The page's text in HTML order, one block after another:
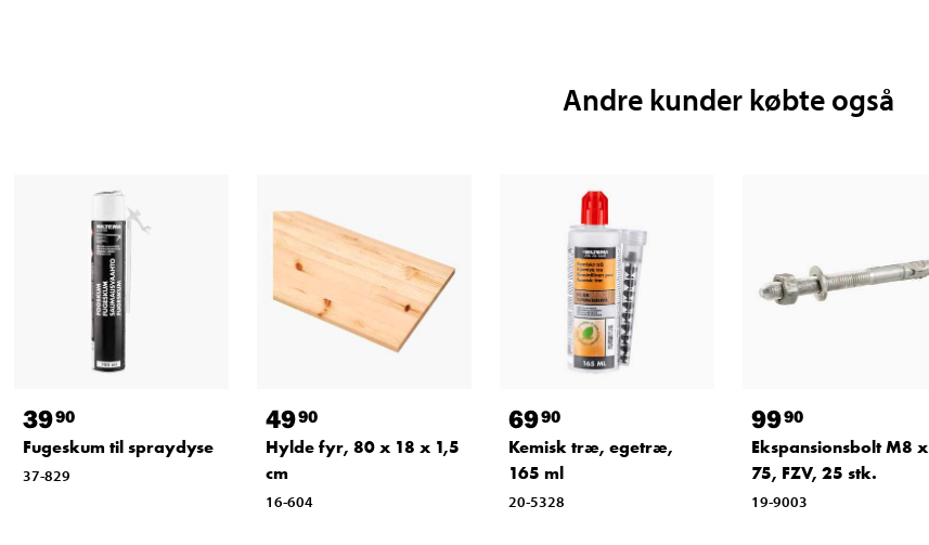
Andre kunder købte også
3990
Fugeskum til spraydyse
37-829
4990
Hylde fyr, 80 x 18 x 1,5
cm
16-604
6990
Kemisk træ, egetræ,
165 ml
20-5328
9990
Ekspansionsbolt M8 x
75, FZV, 25 stk.
19-9003